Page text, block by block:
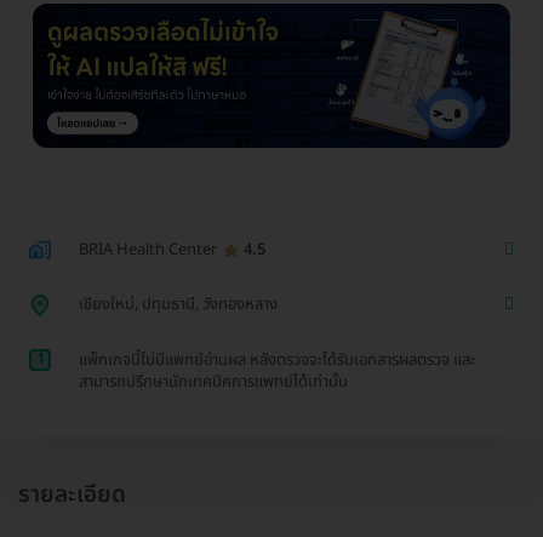
BRIA Health Center 4.5
เชียงใหม่, ปทุมธานี, วังทองหลาง
1
แพ็กเกจนี้ไม่มีแพทย์อ่านผล หลังตรวจจะได้รับเอกสารผลตรวจ และ
สามารถปรึกษานักเทคนิคการแพทย์ได้เท่านั้น
รายละเอียด